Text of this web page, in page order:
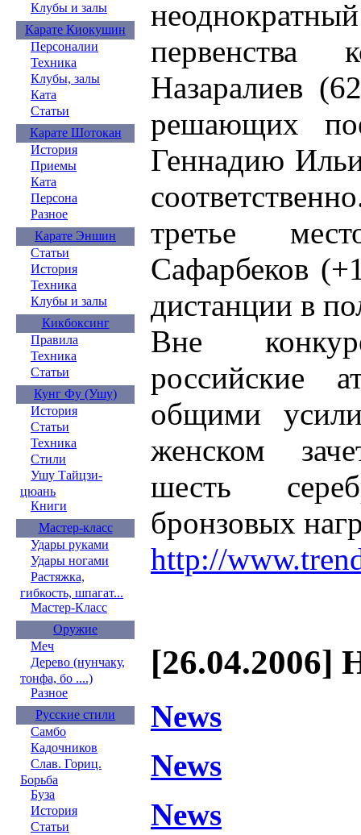
Клубы и залы
Карате Киокушин
Персоналии
Техника
Клубы, залы
Ката
Статьи
Карате Шотокан
История
Приемы
Ката
Персона
Разное
Карате Эншин
Статьи
История
Техника
Клубы и залы
Кикбоксинг
Правила
Техника
Статьи
Кунг Фу (Ушу)
История
Статьи
Техника
Стили
Ушу Тайцзи-
цюань
Книги
Мастер-класс
Удары руками
Удары ногами
Растяжка,
гибкость, шпагат...
Мастер-Класс
Оружие
Меч
Дерево (нунчаку,
тонфа, бо ....)
Разное
Русские стили
Самбо
Кадочников
Слав. Гориц.
Борьба
Буза
История
Статьи
первенства
Hазаралиев
решающих
Геннадию
третье
Сафарбеков
дистанции в
Вне
российские
общими
женском
шесть
бронзовых
http://
[26.04.2006]
News
News
News